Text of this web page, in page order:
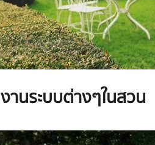
งานระบบต่างๆในสวน